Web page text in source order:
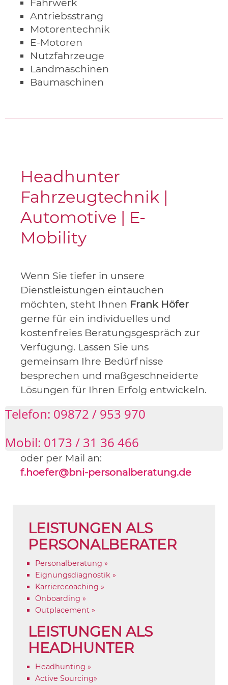
Antriebsstrang
Motorentechnik
E-Motoren
Nutzfahrzeuge
Landmaschinen
Baumaschinen
Headhunter
Fahrzeugtechnik |
Automotive | E-
Mobility
Wenn Sie tiefer in unsere
Dienstleistungen eintauchen
möchten, steht Ihnen Frank Höfer
gerne für ein individuelles und
kostenfreies Beratungsgespräch zur
Verfügung. Lassen Sie uns
gemeinsam Ihre Bedürfnisse
besprechen und maßgeschneiderte
Lösungen für Ihren Erfolg entwickeln.
Telefon: 09872 / 953 970
Mobil: 0173 / 31 36 466
oder per Mail an:
f.hoefer@bni-personalberatung.de
LEISTUNGEN ALS
PERSONALBERATER
Personalberatung »
Eignungsdiagnostik »
Karrierecoaching »
Onboarding »
Outplacement »
LEISTUNGEN ALS
HEADHUNTER
Headhunting »
Active Sourcing»